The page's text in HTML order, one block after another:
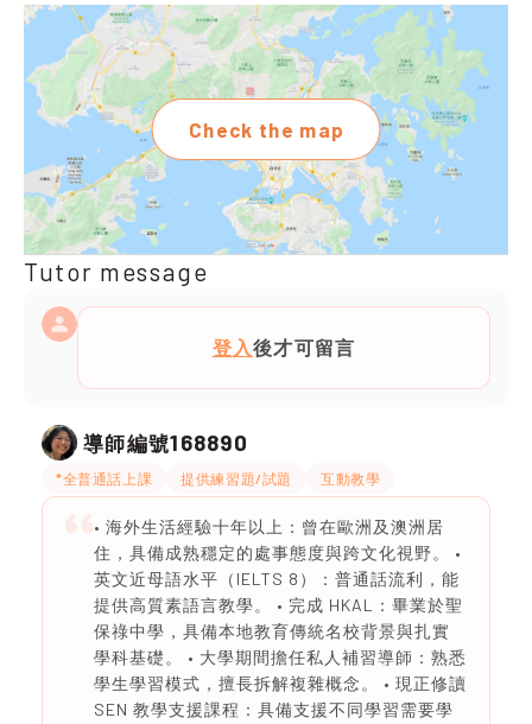
Check the map
Tutor message
登入後才可留言
導師編號168890
*全普通話上課 提供練習題/試題 互動教學
• 海外生活經驗十年以上：曾在歐洲及澳洲居
住，具備成熟穩定的處事態度與跨文化視野。 •
英文近母語水平（IELTS 8）：普通話流利，能
提供高質素語言教學。 • 完成 HKAL：畢業於聖
保祿中學，具備本地教育傳統名校背景與扎實
學科基礎。 • 大學期間擔任私人補習導師：熟悉
學生學習模式，擅長拆解複雜概念。 • 現正修讀
SEN 教學支援課程：具備支援不同學習需要學